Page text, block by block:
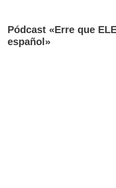
Pódcast «Erre que
español»